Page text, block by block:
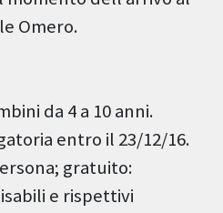
Omero.
da 4 a 10 anni.
entro il 23/12/16.
gratuito:
e rispettivi